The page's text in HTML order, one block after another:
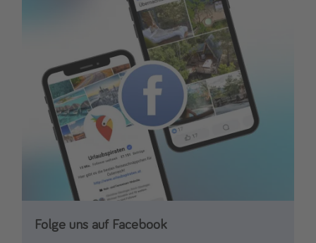
Folge uns auf Facebook